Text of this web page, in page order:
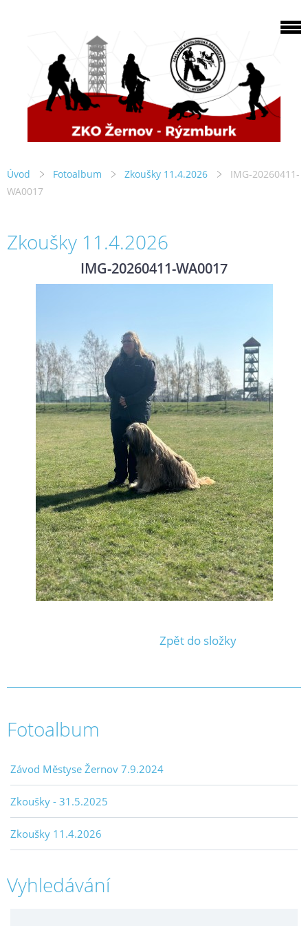
Úvod Fotoalbum Zkoušky 11.4.2026
IMG-20260411-
WA0017
Zkoušky 11.4.2026
IMG-20260411-WA0017
Zpět do složky
Fotoalbum
Závod Městyse Žernov 7.9.2024
Zkoušky - 31.5.2025
Zkoušky 11.4.2026
Vyhledávání